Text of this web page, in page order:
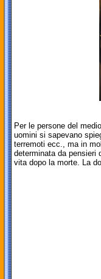
Per le persone del
uomini si sapevano
terremoti ecc., ma in
determinata da pensieri
vita dopo la morte. La